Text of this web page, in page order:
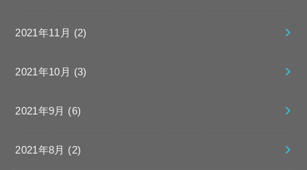
2021年11月 (2)
2021年10月 (3)
2021年9月 (6)
2021年8月 (2)